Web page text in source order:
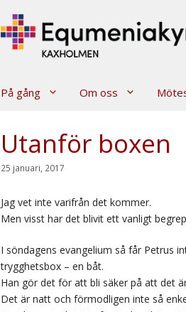
På gång Om oss
Utanför boxen
25 januari, 2017
Jag vet inte varifrån det kommer.
Men visst har det blivit ett vanligt
I söndagens evangelium så får Petrus
trygghetsbox – en båt.
Han gör det för att bli säker på att det
Det är natt och förmodligen inte så